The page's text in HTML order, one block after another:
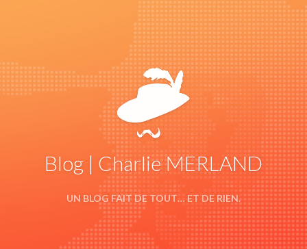
Blog | Charlie MERLAND
UN BLOG FAIT DE TOUT… ET DE RIEN.